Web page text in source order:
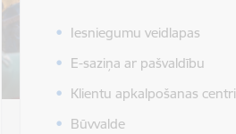
Iesniegumu veidlapas
E-saziņa ar pašvaldību
Klientu apkalpošanas centri
Būvvalde